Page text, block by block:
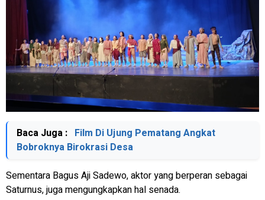
Baca Juga : Film Di Ujung Pematang Angkat
Bobroknya Birokrasi Desa
Sementara Bagus Aji Sadewo, aktor yang berperan sebagai
Saturnus, juga mengungkapkan hal senada.